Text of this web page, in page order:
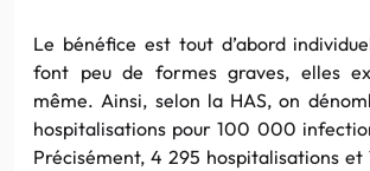
Le bénéfice est tout d’abord
font peu de formes graves, elles
même. Ainsi, selon la HAS, on
hospitalisations pour 100 000
Précisément, 4 295 hospitalisations et